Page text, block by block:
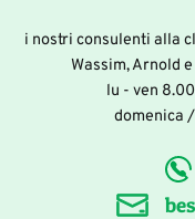
i nostri consulenti alla
Wassim, Arnold
lu - ven
domenica